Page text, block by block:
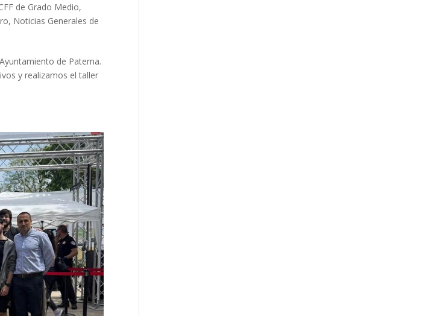
de Grado Medio,
, Noticias Generales de
de Paterna.
y realizamos el taller